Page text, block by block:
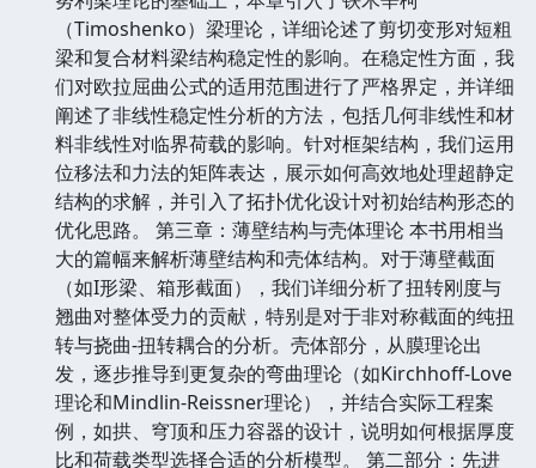
（Timoshenko）梁理论，详细论述了剪切变形对短粗
梁和复合材料梁结构稳定性的影响。在稳定性方面，我
们对欧拉屈曲公式的适用范围进行了严格界定，并详细
阐述了非线性稳定性分析的方法，包括几何非线性和材
料非线性对临界荷载的影响。针对框架结构，我们运用
位移法和力法的矩阵表达，展示如何高效地处理超静定
结构的求解，并引入了拓扑优化设计对初始结构形态的
优化思路。 第三章：薄壁结构与壳体理论 本书用相当
大的篇幅来解析薄壁结构和壳体结构。对于薄壁截面
（如I形梁、箱形截面），我们详细分析了扭转刚度与
翘曲对整体受力的贡献，特别是对于非对称截面的纯扭
转与挠曲-扭转耦合的分析。壳体部分，从膜理论出
发，逐步推导到更复杂的弯曲理论（如Kirchhoff-Love
理论和Mindlin-Reissner理论），并结合实际工程案
例，如拱、穹顶和压力容器的设计，说明如何根据厚度
比和荷载类型选择合适的分析模型。 第二部分：先进